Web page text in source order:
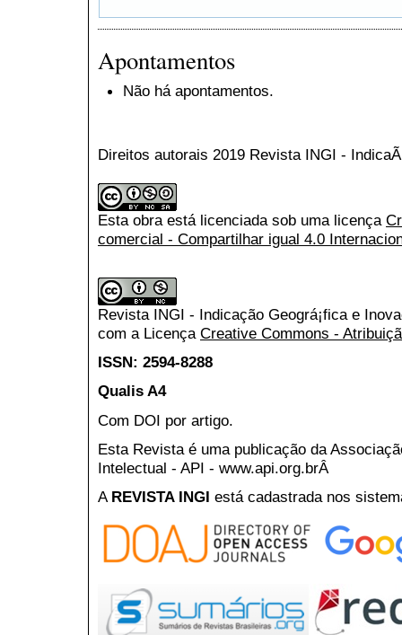
Apontamentos
Não há apontamentos.
Direitos autorais 2019 Revista INGI -
Esta obra está licenciada sob uma licença
comercial - Compartilhar igual 4.0
Revista INGI - Indicação Geográ¡fica e
com a Licença Creative Commons -
ISSN: 2594-8288
Qualis A4
Com DOI por artigo.
Esta Revista é uma publicação da
Intelectual - API - www.api.org.brÂ
A REVISTA INGI está cadastrada nos